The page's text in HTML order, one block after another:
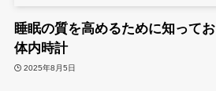
睡眠の質を高めるために知って
体内時計
2025年8月5日